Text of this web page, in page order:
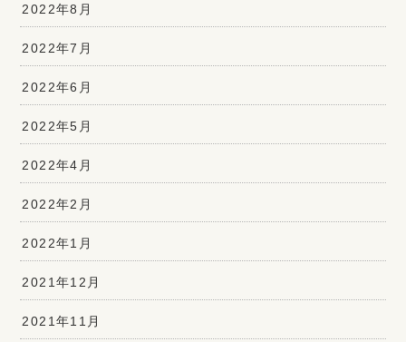
2022年8月
2022年7月
2022年6月
2022年5月
2022年4月
2022年2月
2022年1月
2021年12月
2021年11月